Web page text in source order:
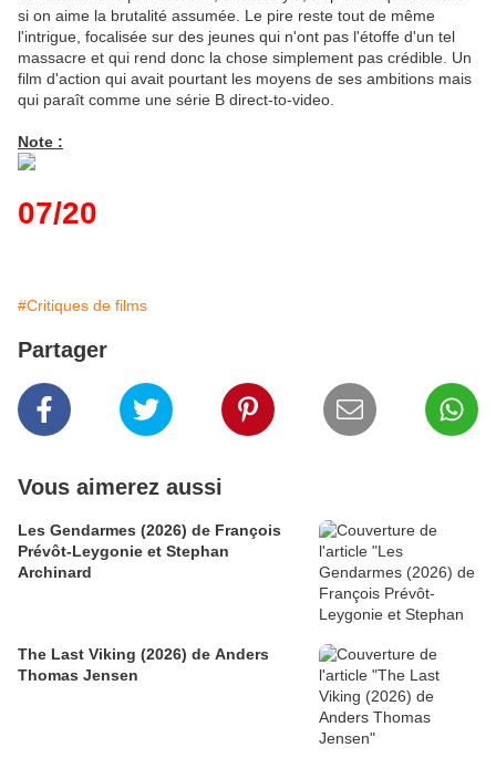
si on aime la brutalité assumée. Le pire reste tout de même
l'intrigue, focalisée sur des jeunes qui n'ont pas l'étoffe d'un tel
massacre et qui rend donc la chose simplement pas crédible. Un
film d'action qui avait pourtant les moyens de ses ambitions mais
qui paraît comme une série B direct-to-video.
Note :
07/20
#Critiques de films
Partager
Vous aimerez aussi
Les Gendarmes (2026) de François
Prévôt-Leygonie et Stephan
Archinard
The Last Viking (2026) de Anders
Thomas Jensen